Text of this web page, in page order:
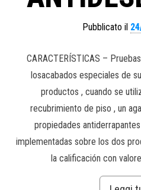
Pubblicato il
CARACTERÍSTICAS –
losacabados especiales de
productos , cuando se
recubrimiento de piso , un
propiedades
implementadas sobre los dos
la calificación con